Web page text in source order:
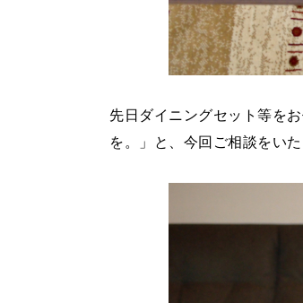
先日ダイニングセット等を
を。」と、今回ご相談をいた